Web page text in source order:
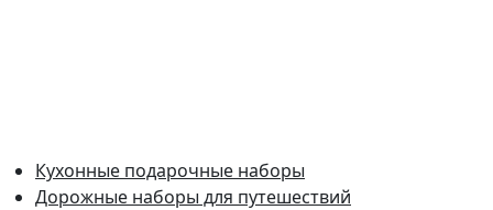
Кухонные подарочные наборы
Дорожные наборы для путешествий